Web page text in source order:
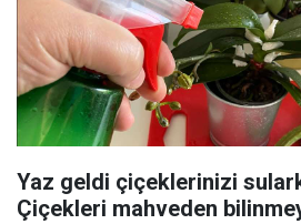
Yaz geldi çiçeklerinizi
Çiçekleri mahveden